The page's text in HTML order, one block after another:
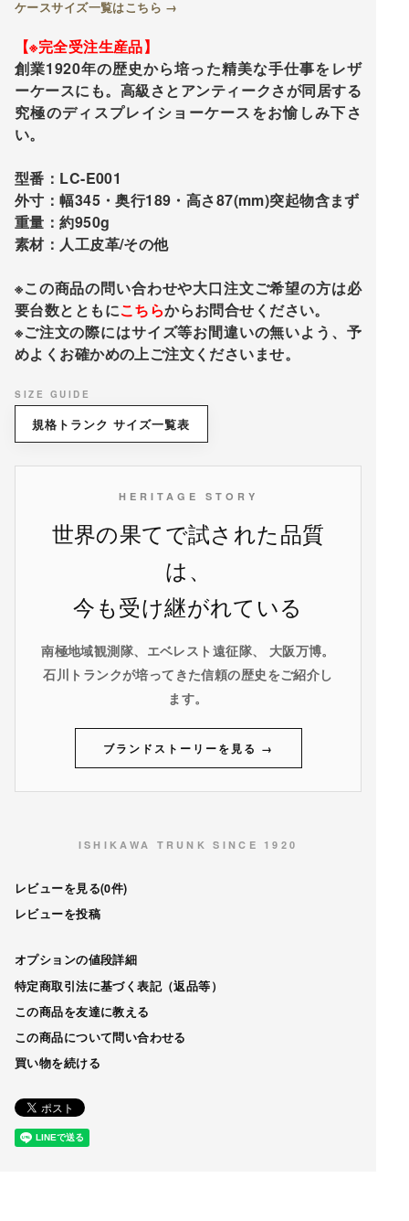
ケースサイズ一覧はこちら →
【※完全受注生産品】
創業1920年の歴史から培った精美な手仕事をレザ
ーケースにも。高級さとアンティークさが同居する
究極のディスプレイショーケースをお愉しみ下さ
い。
型番：LC-E001
外寸：幅345・奥行189・高さ87(mm)突起物含まず
重量：約950g
素材：人工皮革/その他
※この商品の問い合わせや大口注文ご希望の方は必
要台数とともにこちらからお問合せください。
※ご注文の際にはサイズ等お間違いの無いよう、予
めよくお確かめの上ご注文くださいませ。
SIZE GUIDE
規格トランク サイズ一覧表
HERITAGE STORY
世界の果てで試された品質
は、
今も受け継がれている
南極地域観測隊、エベレスト遠征隊、 大阪万博。
石川トランクが培ってきた信頼の歴史をご紹介し
ます。
ブランドストーリーを見る →
ISHIKAWA TRUNK SINCE 1920
レビューを見る(0件)
レビューを投稿
オプションの値段詳細
特定商取引法に基づく表記（返品等）
この商品を友達に教える
この商品について問い合わせる
買い物を続ける